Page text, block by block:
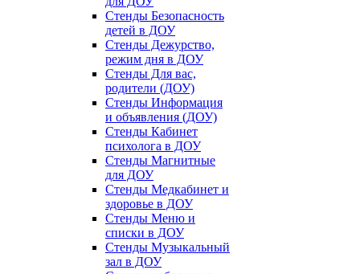
Стенды Безопасность
детей в ДОУ
Стенды Дежурство,
режим дня в ДОУ
Стенды Для вас,
родители (ДОУ)
Стенды Информация
и объявления (ДОУ)
Стенды Кабинет
психолога в ДОУ
Стенды Магнитные
для ДОУ
Стенды Медкабинет и
здоровье в ДОУ
Стенды Меню и
списки в ДОУ
Стенды Музыкальный
зал в ДОУ